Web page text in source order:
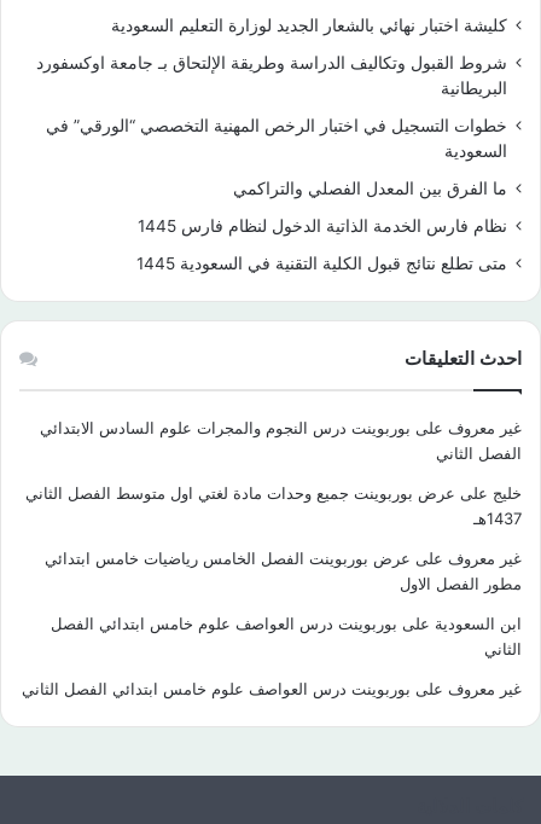
كليشة اختبار نهائي بالشعار الجديد لوزارة التعليم السعودية
شروط القبول وتكاليف الدراسة وطريقة الإلتحاق بـ جامعة اوكسفورد
البريطانية
خطوات التسجيل في اختبار الرخص المهنية التخصصي “الورقي” في
السعودية
ما الفرق بين المعدل الفصلي والتراكمي
نظام فارس الخدمة الذاتية الدخول لنظام فارس 1445
متى تطلع نتائج قبول الكلية التقنية في السعودية 1445
احدث التعليقات
غير معروف على بوربوينت درس النجوم والمجرات علوم السادس الابتدائي
الفصل الثاني
خليج على عرض بوربوينت جميع وحدات مادة لغتي اول متوسط الفصل الثاني
1437هـ
غير معروف على عرض بوربوينت الفصل الخامس رياضيات خامس ابتدائي
مطور الفصل الاول
ابن السعودية على بوربوينت درس العواصف علوم خامس ابتدائي الفصل
الثاني
غير معروف على بوربوينت درس العواصف علوم خامس ابتدائي الفصل الثاني